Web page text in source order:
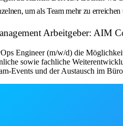
um als Team mehr zu
Arbeitgeber: AIM
Engineer (m/w/d) die
sowie fachliche
Events und der Austausch im